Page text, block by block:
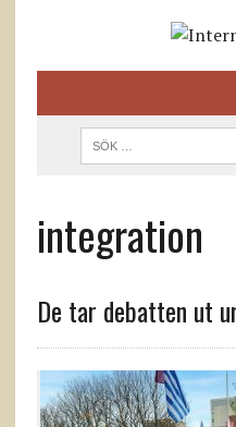
integration
De tar debatten ut